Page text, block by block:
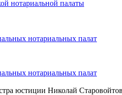
нотариальной палаты
нотариальных палат
нотариальных палат
юстиции Николай